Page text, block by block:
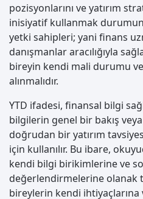
pozisyonlarını ve yatırım
inisiyatif kullanmak
yetki sahipleri; yani finans
danışmanlar aracılığıyla
bireyin kendi mali durumu
alınmalıdır.
YTD ifadesi, finansal bilgi
bilgilerin genel bir bakış
doğrudan bir yatırım
için kullanılır. Bu ibare,
kendi bilgi birikimlerine ve
değerlendirmelerine olanak
bireylerin kendi